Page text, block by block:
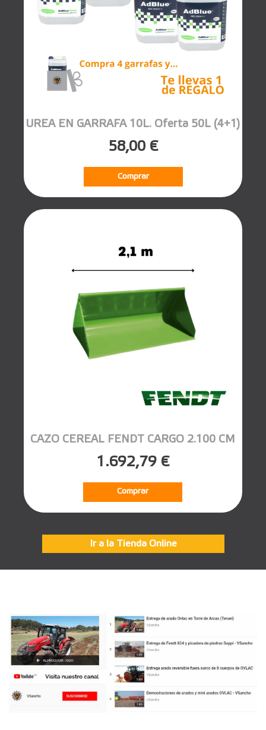
UREA EN GARRAFA 10L. Oferta 50L (4+1)
58,00 €
Comprar
CAZO CEREAL FENDT CARGO 2.100 CM
1.692,79 €
Comprar
Ir a la Tienda Online